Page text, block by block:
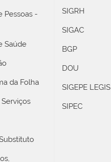
Pessoas -
Saúde
da Folha
SIGRH
SIGAC
BGP
DOU
SIGEPE LEGIS
SIPEC